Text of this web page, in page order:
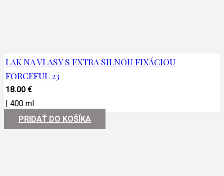
LAK NA VLASY S EXTRA SILNOU FIXÁCIOU
FORCEFUL 23
18.00€
|400 ml
PRIDAŤ DO KOŠÍKA